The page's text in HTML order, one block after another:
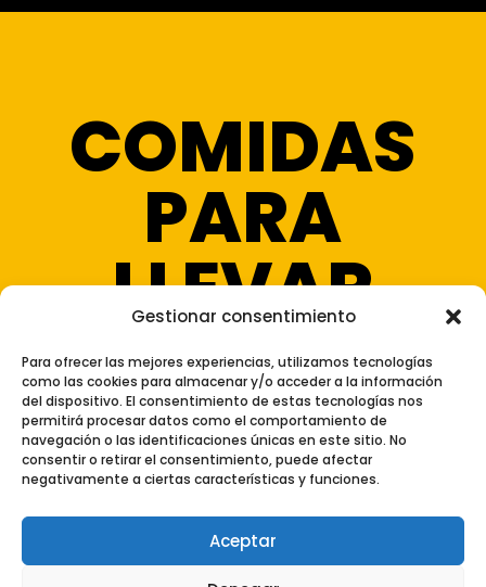
Gestionar consentimiento
Para ofrecer las mejores experiencias, utilizamos tecnologías
como las cookies para almacenar y/o acceder a la información
del dispositivo. El consentimiento de estas tecnologías nos
permitirá procesar datos como el comportamiento de
navegación o las identificaciones únicas en este sitio. No
consentir o retirar el consentimiento, puede afectar
negativamente a ciertas características y funciones.
Aceptar
COMIDAS
PARA
LLEVAR
Aviso Legal|Política de Privacidad
|Política de Cookies|Configuración de
Diseño:Coto Consulting